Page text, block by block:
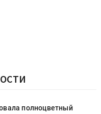
полноцветный